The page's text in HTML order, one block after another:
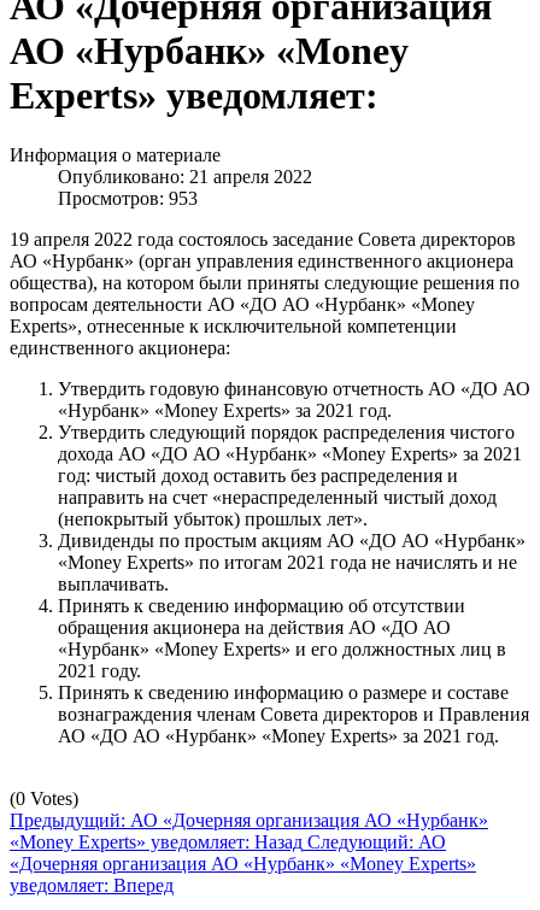
АО «Нурбанк» «Money
Experts» уведомляет:
Информация о материале
Опубликовано: 21 апреля 2022
Просмотров: 953
19 апреля 2022 года состоялось заседание Совета директоров
АО «Нурбанк» (орган управления единственного акционера
общества), на котором были приняты следующие решения по
вопросам деятельности АО «ДО АО «Нурбанк» «Money
Experts», отнесенные к исключительной компетенции
единственного акционера:
Утвердить годовую финансовую отчетность АО «ДО АО
«Нурбанк» «Money Experts» за 2021 год.
Утвердить следующий порядок распределения чистого
дохода АО «ДО АО «Нурбанк» «Money Experts» за 2021
год: чистый доход оставить без распределения и
направить на счет «нераспределенный чистый доход
(непокрытый убыток) прошлых лет».
Дивиденды по простым акциям АО «ДО АО «Нурбанк»
«Money Experts» по итогам 2021 года не начислять и не
выплачивать.
Принять к сведению информацию об отсутствии
обращения акционера на действия АО «ДО АО
«Нурбанк» «Money Experts» и его должностных лиц в
2021 году.
Принять к сведению информацию о размере и составе
вознаграждения членам Совета директоров и Правления
АО «ДО АО «Нурбанк» «Money Experts» за 2021 год.
(0 Votes)
Предыдущий: АО «Дочерняя организация АО «Нурбанк»
«Money Experts» уведомляет: Назад Следующий: АО
«Дочерняя организация АО «Нурбанк» «Money Experts»
уведомляет: Вперед